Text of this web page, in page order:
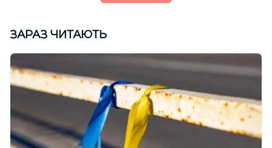
ЗАРАЗ ЧИТАЮТЬ